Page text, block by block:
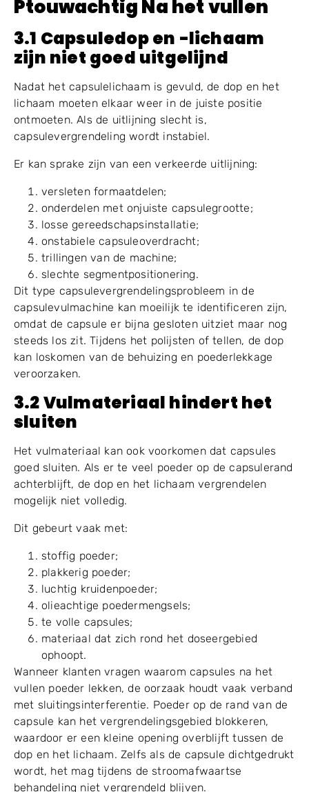
overeenkomen met de capsulekwaliteit, materiële
toestand, vulnauwkeurigheid en sluitstabiliteit.
3.WhoiCspringtDop niet
PtouwachtigNa het vullen
3.1 Capsuledop en -lichaam
zijn niet goed uitgelijnd
Nadat het capsulelichaam is gevuld, de dop en het
ontmoeten. Als de uitlijning slecht is,
capsulevergrendeling wordt instabiel.
Er kan sprake zijn van een verkeerde uitlijning:
versleten formaatdelen;
onderdelen met onjuiste capsulegrootte;
losse gereedschapsinstallatie;
onstabiele capsuleoverdracht;
trillingen van de machine;
slechte segmentpositionering.
Dit type capsulevergrendelingsprobleem in de
omdat de capsule er bijna gesloten uitziet maar nog
steeds los zit. Tijdens het polijsten of tellen, de dop
veroorzaken.
3.2 Vulmateriaal hindert het
sluiten
Het vulmateriaal kan ook voorkomen dat capsules
achterblijft, de dop en het lichaam vergrendelen
mogelijk niet volledig.
Dit gebeurt vaak met:
stoffig poeder;
plakkerig poeder;
luchtig kruidenpoeder;
olieachtige poedermengsels;
te volle capsules;
materiaal dat zich rond het doseergebied
ophoopt.
Wanneer klanten vragen waarom capsules na het
vullen poeder lekken, de oorzaak houdt vaak verband
met sluitingsinterferentie. Poeder op de rand van de